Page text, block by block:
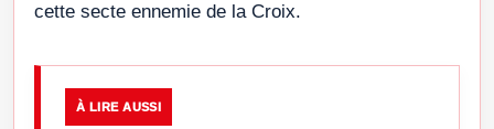
cette secte ennemie de la Croix.
À LIRE AUSSI